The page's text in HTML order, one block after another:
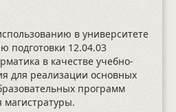
в университете
12.04.03
в качестве учебно-
для реализации основных
программ